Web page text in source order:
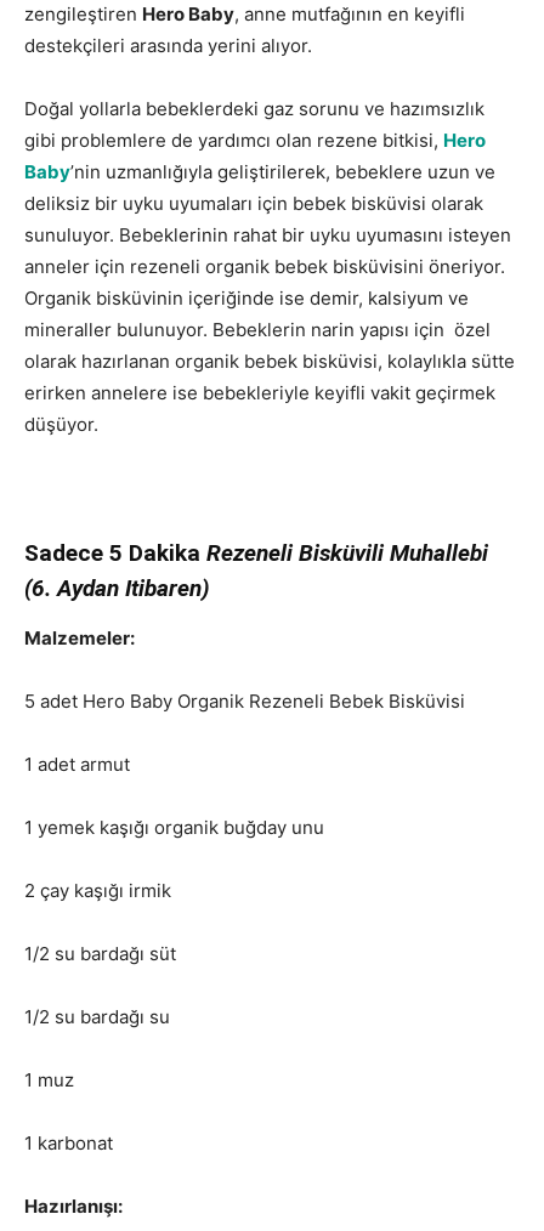
zengileştiren Hero Baby, anne mutfağının en keyifli
destekçileri arasında yerini alıyor.
Doğal yollarla bebeklerdeki gaz sorunu ve hazımsızlık
gibi problemlere de yardımcı olan rezene bitkisi, Hero
Baby’nin uzmanlığıyla geliştirilerek, bebeklere uzun ve
deliksiz bir uyku uyumaları için bebek bisküvisi olarak
sunuluyor. Bebeklerinin rahat bir uyku uyumasını isteyen
anneler için rezeneli organik bebek bisküvisini öneriyor.
Organik bisküvinin içeriğinde ise demir, kalsiyum ve
mineraller bulunuyor. Bebeklerin narin yapısı için özel
olarak hazırlanan organik bebek bisküvisi, kolaylıkla sütte
erirken annelere ise bebekleriyle keyifli vakit geçirmek
düşüyor.
Sadece 5 Dakika Rezeneli Bisküvili Muhallebi
(6. Aydan Itibaren)
Malzemeler:
5 adet Hero Baby Organik Rezeneli Bebek Bisküvisi
1 adet armut
1 yemek kaşığı organik buğday unu
2 çay kaşığı irmik
1/2 su bardağı süt
1/2 su bardağı su
1 muz
1 karbonat
Hazırlanışı: